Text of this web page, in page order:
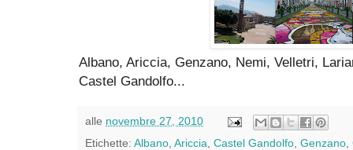
Albano, Ariccia, Genzano, Nemi, Velletri,
Castel Gandolfo...
alle novembre 27, 2010
Etichette: Albano Ariccia Castel Gandolfo Genzano